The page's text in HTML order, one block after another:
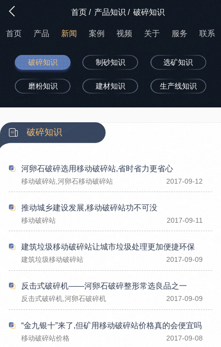
首页/ 产品知识 / 破碎知识
首页 产品 新闻 案例 视频 关于 服务 联系
破碎知识 制砂知识 选矿知识
磨粉知识 建材知识 生产线知识
破碎知识
河卵石破碎选用移动破碎站,省时省力更省心
移动破碎站,河卵石移动破碎站 2017-09-12
推动城乡建设发展,移动破碎站功不可没
移动破碎站 2017-09-11
建筑垃圾移动破碎站让城市垃圾处理更加便捷环保
建筑垃圾移动破碎站 2017-09-09
反击式破碎机——河卵石破碎整形常选良品之一
反击式破碎机,河卵石破碎机 2017-09-09
“金九银十”来了,但矿用移动破碎站价格真的会便宜吗
移动破碎站价格 2017-09-08